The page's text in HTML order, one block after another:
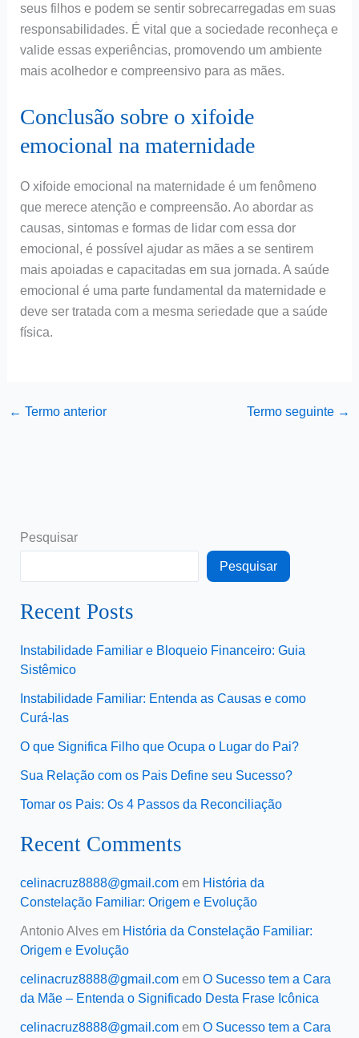
seus filhos e podem se sentir sobrecarregadas em suas
responsabilidades. É vital que a sociedade reconheça e
valide essas experiências, promovendo um ambiente
mais acolhedor e compreensivo para as mães.
Conclusão sobre o xifoide
emocional na maternidade
O xifoide emocional na maternidade é um fenômeno
que merece atenção e compreensão. Ao abordar as
causas, sintomas e formas de lidar com essa dor
emocional, é possível ajudar as mães a se sentirem
mais apoiadas e capacitadas em sua jornada. A saúde
emocional é uma parte fundamental da maternidade e
deve ser tratada com a mesma seriedade que a saúde
física.
← Termo anterior Termo seguinte →
Pesquisar
Pesquisar
Recent Posts
Instabilidade Familiar e Bloqueio Financeiro: Guia
Sistêmico
Instabilidade Familiar: Entenda as Causas e como
Curá-las
O que Significa Filho que Ocupa o Lugar do Pai?
Sua Relação com os Pais Define seu Sucesso?
Tomar os Pais: Os 4 Passos da Reconciliação
Recent Comments
celinacruz8888@gmail.comem História da
Constelação Familiar: Origem e Evolução
Antonio Alvesem História da Constelação Familiar:
Origem e Evolução
celinacruz8888@gmail.comem O Sucesso tem a Cara
da Mãe – Entenda o Significado Desta Frase Icônica
celinacruz8888@gmail.comem O Sucesso tem a Cara